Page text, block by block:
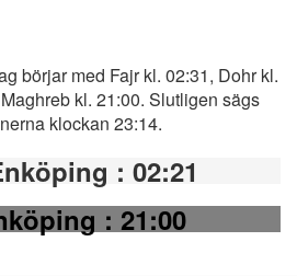
börjar med Fajr kl. 02:31, Dohr kl.
kl. 21:00. Slutligen sägs
klockan 23:14.
: 02:21
: 21:00